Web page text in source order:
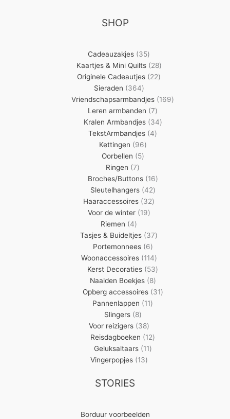
SHOP
Cadeauzakjes 3535
producten
Kaartjes & Mini Quilts 2828
producten
Originele Cadeautjes 2222
Sieraden 364364
producten
Vriendschapsarmbandjes 169169
Leren armbanden 77
producten
Kralen Armbandjes 3434
TekstArmbandjes 44
Kettingen 9696
producten
Oorbellen 55
Ringen 77
producten
Broches/Buttons 1616
producten
Sleutelhangers 4242
producten
Haaraccessoires 3232
Voor de winter 1919
Riemen 44
producten
Tasjes & Buideltjes 3737
Portemonnees 66
producten
Woonaccessoires 114114
producten
Kerst Decoraties 5353
producten
Naalden Boekjes 88
producten
Opberg accessoires 3131
Pannenlappen 1111
Slingers 88
producten
Voor reizigers 3838
producten
Reisdagboeken 1212
Geluksaltaars 1111
Vingerpopjes 1313
STORIES
Borduur voorbeelden